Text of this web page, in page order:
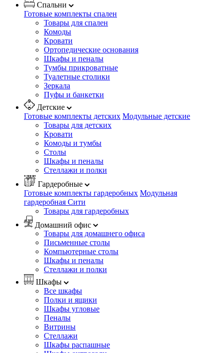
Спальни
Готовые комплекты спален
Товары для спален
Комоды
Кровати
Ортопедические основания
Шкафы и пеналы
Тумбы прикроватные
Туалетные столики
Зеркала
Пуфы и банкетки
Детские
Готовые комплекты детских Модульные детские
Товары для детских
Кровати
Комоды и тумбы
Столы
Шкафы и пеналы
Стеллажи и полки
Гардеробные
Готовые комплекты гардеробных Модульная
гардеробная Сити
Товары для гардеробных
Домашний офис
Товары для домашнего офиса
Письменные столы
Компьютерные столы
Шкафы и пеналы
Стеллажи и полки
Шкафы
Все шкафы
Полки и ящики
Шкафы угловые
Пеналы
Витрины
Стеллажи
Шкафы распашные